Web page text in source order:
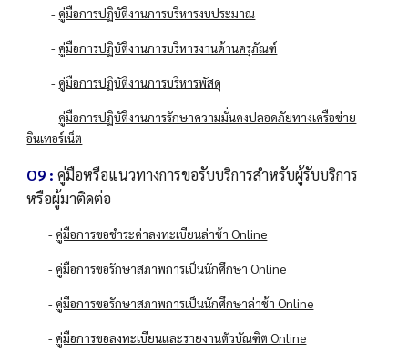
- คู่มือการปฏิบัติงานการบริหารงบประมาณ
- คู่มือการปฏิบัติงานการบริหารงานด้านครุภัณฑ์
- คู่มือการปฏิบัติงานการบริหารพัสดุ
- คู่มือการปฏิบัติงานการรักษาความมั่นคงปลอดภัยทางเครือข่าย
อินเทอร์เน็ต
O9 : คู่มือหรือแนวทางการขอรับบริการสำหรับผู้รับบริการ
หรือผู้มาติดต่อ
- คู่มือการขอชำระค่าลงทะเบียนล่าช้า Online
- คู่มือการขอรักษาสภาพการเป็นนักศึกษา Online
- คู่มือการขอรักษาสภาพการเป็นนักศึกษาล่าช้า Online
- คู่มือการขอลงทะเบียนและรายงานตัวบัณฑิต Online